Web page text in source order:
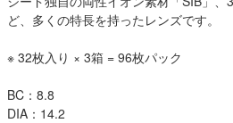
ど、多くの特長を持ったレンズです。
※ 32枚入り × 3箱 = 96枚パック
BC：8.8
DIA：14.2